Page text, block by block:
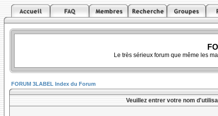
Le très sérieux forum que même les
FORUM 3LABEL Index du Forum
Veuillez entrer votre nom